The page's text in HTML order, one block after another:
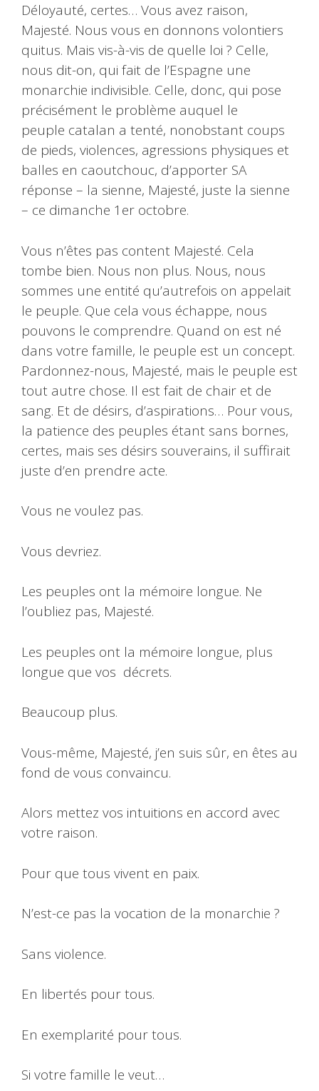
Déloyauté, certes… Vous avez raison,
Majesté. Nous vous en donnons volontiers
quitus. Mais vis-à-vis de quelle loi ? Celle,
nous dit-on, qui fait de l’Espagne une
monarchie indivisible. Celle, donc, qui pose
précisément le problème auquel le
peuple catalan a tenté, nonobstant coups
de pieds, violences, agressions physiques et
balles en caoutchouc, d’apporter SA
réponse – la sienne, Majesté, juste la sienne
– ce dimanche 1er octobre.
Vous n’êtes pas content Majesté. Cela
tombe bien. Nous non plus. Nous, nous
sommes une entité qu’autrefois on appelait
le peuple. Que cela vous échappe, nous
pouvons le comprendre. Quand on est né
dans votre famille, le peuple est un concept.
Pardonnez-nous, Majesté, mais le peuple est
tout autre chose. Il est fait de chair et de
sang. Et de désirs, d’aspirations… Pour vous,
la patience des peuples étant sans bornes,
certes, mais ses désirs souverains, il suffirait
juste d’en prendre acte.
Vous ne voulez pas.
Vous devriez.
Les peuples ont la mémoire longue. Ne
l’oubliez pas, Majesté.
Les peuples ont la mémoire longue, plus
longue que vos décrets.
Beaucoup plus.
Vous-même, Majesté, j’en suis sûr, en êtes au
fond de vous convaincu.
Alors mettez vos intuitions en accord avec
votre raison.
Pour que tous vivent en paix.
N’est-ce pas la vocation de la monarchie ?
Sans violence.
En libertés pour tous.
En exemplarité pour tous.
Si votre famille le veut…